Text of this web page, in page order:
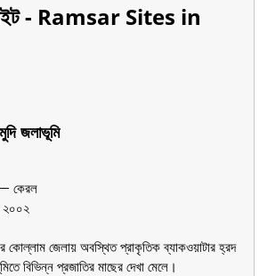
সাইট - Ramsar Sites in
জলাভূমি
ᅳ কেরল
২০০২
জেলায় অবস্থিত প্রাকৃতিক ব্যাকওয়াটার হ্রদ
বিভিন্ন প্রজাতির মাছের দেখা মেলে।